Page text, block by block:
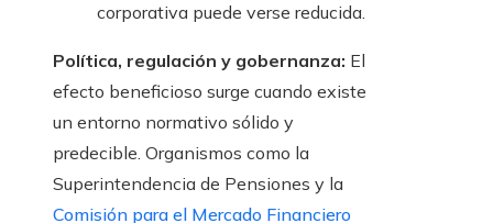
corporativa puede verse reducida.
Política, regulación y gobernanza: El
efecto beneficioso surge cuando existe
un entorno normativo sólido y
predecible. Organismos como la
Superintendencia de Pensiones y la
Comisión para el Mercado Financiero